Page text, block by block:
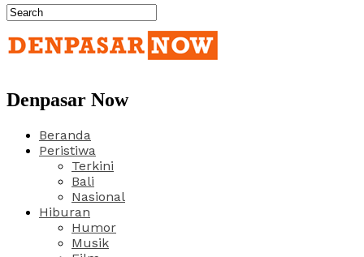
Denpasar Now
Beranda
Peristiwa
Terkini
Bali
Nasional
Hiburan
Humor
Musik